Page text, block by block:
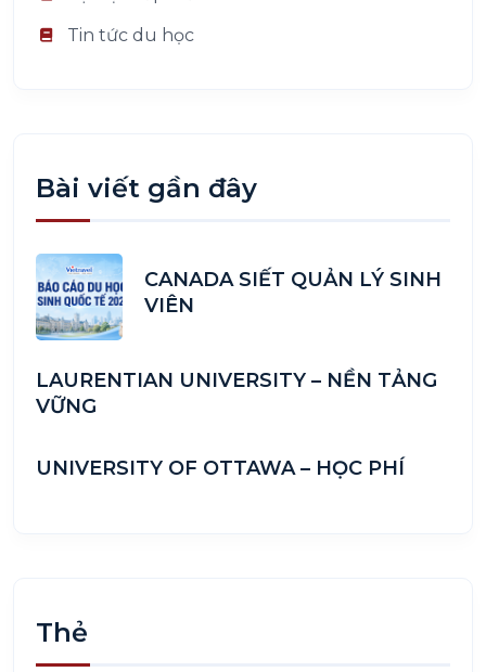
Tin tức du học
Bài viết gần đây
CANADA SIẾT QUẢN LÝ SINH
VIÊN
LAURENTIAN UNIVERSITY – NỀN TẢNG
VỮNG
UNIVERSITY OF OTTAWA – HỌC PHÍ
Thẻ